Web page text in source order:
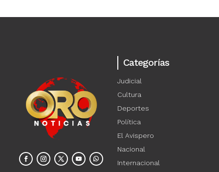
Categorías
Judicial
Cultura
Deportes
Política
El Avispero
Nacional
Internacional